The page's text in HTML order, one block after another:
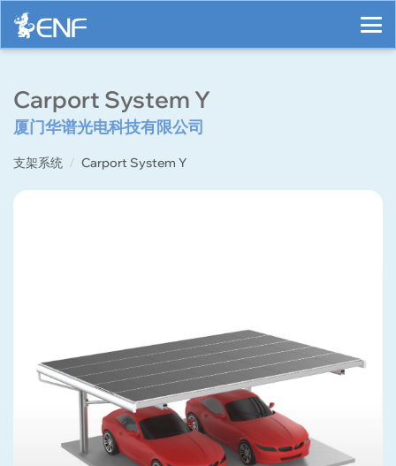
Carport System Y
厦门华谱光电科技有限公司
支架系统 Carport System Y